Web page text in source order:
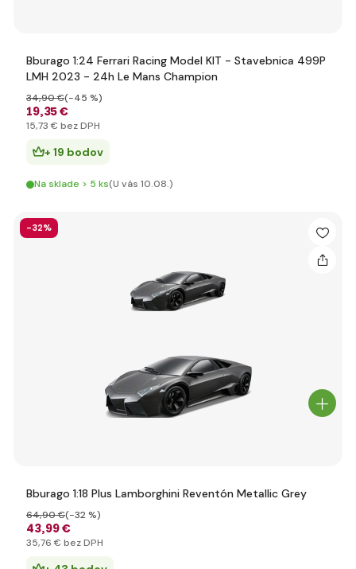
Bburago 1:24 Ferrari Racing Model KIT - Stavebnica 499P
LMH 2023 - 24h Le Mans Champion
19,35 €
34,90 €(-45 %)
15,73 € bez DPH
+ 19 bodov
Na sklade > 5 ks(U vás 10.08.)
-32%
Bburago 1:18 Plus Lamborghini Reventón Metallic Grey
43,99 €
64,90 €(-32 %)
35,76 € bez DPH